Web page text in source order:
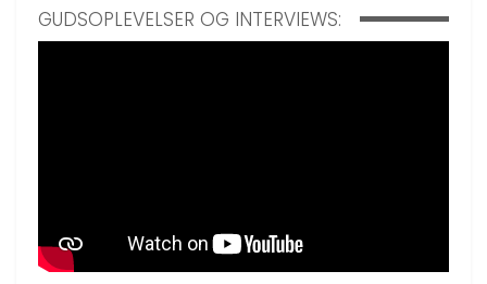
GUDSOPLEVELSER OG INTERVIEWS: